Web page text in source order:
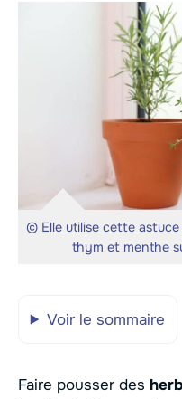
© Elle utilise cette astuce
thym et menthe
Voir le sommaire
Faire pousser des